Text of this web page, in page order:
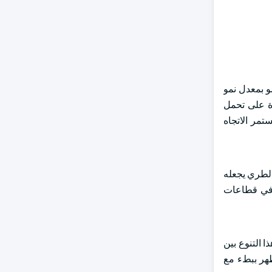
ومن المتوقع أن ينمو بمعدل نمو
على تحمل
الاتجاه
يجعله
في قطاعات
التنوع بين
ببطء مع